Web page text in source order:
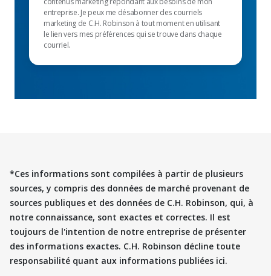
entreprise. Je peux me désabonner des courriels
marketing de C.H. Robinson à tout moment en utilisant
le lien vers mes préférences qui se trouve dans chaque
courriel.
*Ces informations sont compilées à partir de plusieurs
sources, y compris des données de marché provenant de
sources publiques et des données de C.H. Robinson, qui, à
notre connaissance, sont exactes et correctes. Il est
toujours de l'intention de notre entreprise de présenter
des informations exactes. C.H. Robinson décline toute
responsabilité quant aux informations publiées ici.